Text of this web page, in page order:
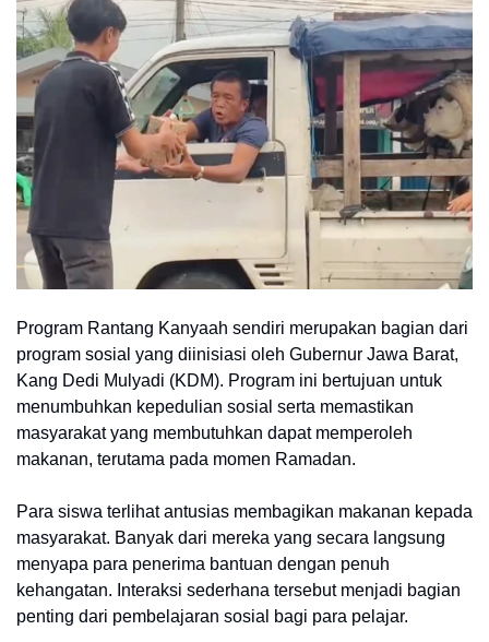
Program Rantang Kanyaah sendiri merupakan bagian dari
program sosial yang diinisiasi oleh Gubernur Jawa Barat,
Kang Dedi Mulyadi (KDM). Program ini bertujuan untuk
menumbuhkan kepedulian sosial serta memastikan
masyarakat yang membutuhkan dapat memperoleh
makanan, terutama pada momen Ramadan.
Para siswa terlihat antusias membagikan makanan kepada
masyarakat. Banyak dari mereka yang secara langsung
menyapa para penerima bantuan dengan penuh
kehangatan. Interaksi sederhana tersebut menjadi bagian
penting dari pembelajaran sosial bagi para pelajar.